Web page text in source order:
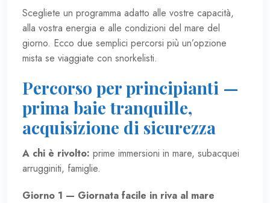
Scegliete un programma adatto alle vostre capacità,
alla vostra energia e alle condizioni del mare del
giorno. Ecco due semplici percorsi più un’opzione
mista se viaggiate con snorkelisti.
Percorso per principianti —
prima baie tranquille,
acquisizione di sicurezza
A chi è rivolto: prime immersioni in mare, subacquei
arrugginiti, famiglie.
Giorno 1 — Giornata facile in riva al mare